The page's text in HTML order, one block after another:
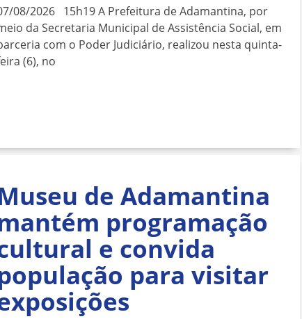
08/2026 15h19 A Prefeitura de Adamantina, por
da Secretaria Municipal de Assistência Social, em
com o Poder Judiciário, realizou nesta quinta-
(6), no
de Adamantina
programação
e convida
para visitar